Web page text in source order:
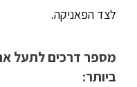
לצד הפאניקה.
מספר דרכים לתעל
ביותר: